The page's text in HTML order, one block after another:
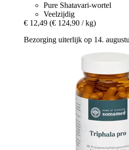
Pure Shatavari-wortel
Veelzijdig
€ 12,49 (€ 124,90 / kg)
Bezorging uiterlijk op 14.